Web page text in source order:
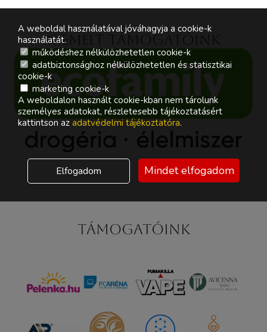
Kiemelt támogatóink
Támogatóink
A weboldal használatával jóváhagyja a cookie-k
használatát.
működéshez nélkülözhetetlen cookie-k
adatbiztonsághoz nélkülözhetetlen és statisztikai
cookie-k
marketing cookie-k
A weboldalon használt cookie-kban nem tárolunk
személyes adatokat, részletesebb tájékoztatásért
kattintson azadatvédelmi tájékoztatóra.
Elfogadom Mindet elfogadom